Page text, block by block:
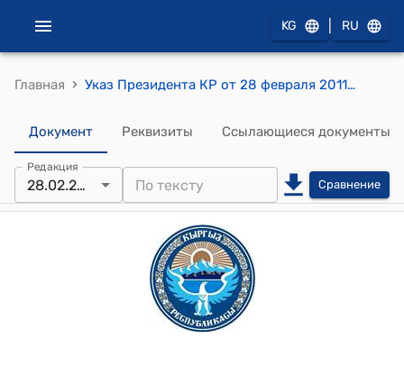
KG RU
Главная › Указ Президента КР от 28 февраля 2011 года № 53 "Об образовании Национального организационного комитета по подготовке и проведению Года Курманжан Датки и 20-летнего юбилея независимости Кыргызской Республики"
Документ Реквизиты Ссылающиеся документы
Редакция
28.02.2011 Сравнение